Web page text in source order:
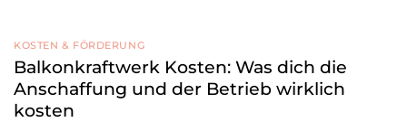
KOSTEN & FÖRDERUNG
Balkonkraftwerk Kosten: Was dich die
Anschaffung und der Betrieb wirklich
kosten